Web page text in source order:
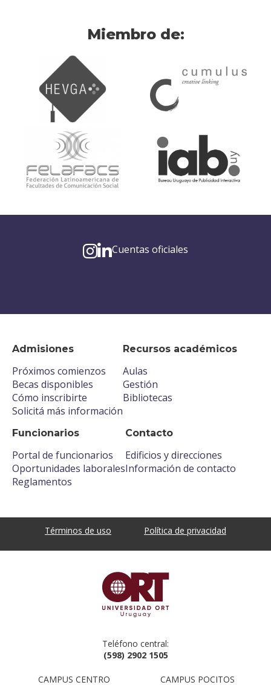
Miembro de:
Admisiones
Próximos comienzos
Becas disponibles
Cómo inscribirte
Solicitá más información
Recursos académicos
Aulas
Gestión
Bibliotecas
Funcionarios
Portal de funcionarios
Oportunidades laborales
Reglamentos
Contacto
Edificios y direcciones
Información de contacto
Cuentas oficiales
Términos de uso Política de privacidad
Teléfono central:
(598) 2902 1505
CAMPUS CENTRO CAMPUS POCITOS